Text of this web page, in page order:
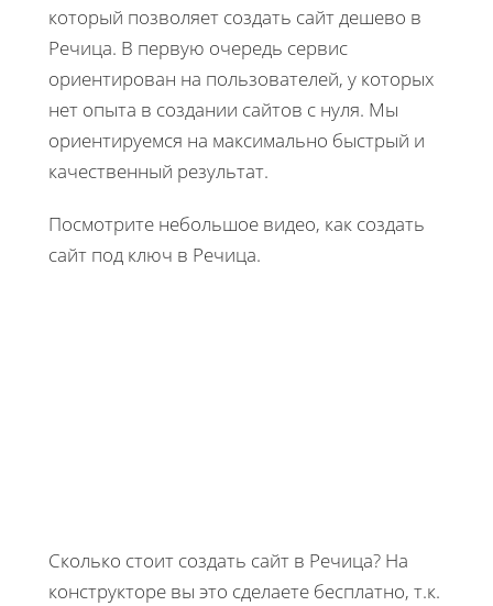
который позволяет создать сайт дешево в
Речица. В первую очередь сервис
ориентирован на пользователей, у которых
нет опыта в создании сайтов с нуля. Мы
ориентируемся на максимально быстрый и
качественный результат.
Посмотрите небольшое видео, как создать
сайт под ключ в Речица.
Сколько стоит создать сайт в Речица? На
конструкторе вы это сделаете бесплатно, т.к.